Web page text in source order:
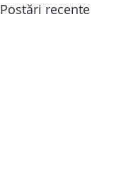
Postări recente